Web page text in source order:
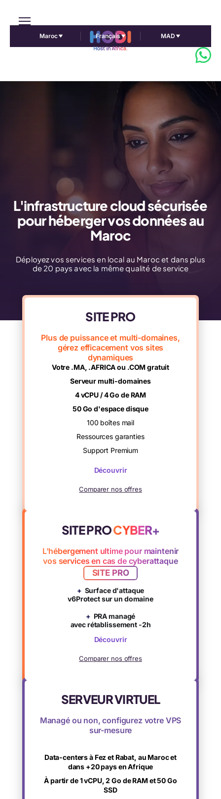
Maroc Français MAD
L'infrastructure cloud sécurisée
pour héberger vos données au
Maroc
Déployez vos services en local au Maroc et dans plus
de 20 pays avec la même qualité de service
SITE PRO
Plus de puissance et multi-domaines,
gérez efficacement vos sites
dynamiques
Votre .MA, .AFRICA ou .COM gratuit
Serveur multi-domaines
4 vCPU / 4 Go de RAM
50 Go d'espace disque
100 boîtes mail
Ressources garanties
Support Premium
Découvrir
Comparer nos offres
SITE PROCYBER+
L'hébergement ultime pour maintenir
vos services en cas de cyberattaque
SITE PRO
+ Surface d'attaque
v6Protect sur un domaine
+ PRA managé
avec rétablissement -2h
Découvrir
Comparer nos offres
SERVEUR VIRTUEL
Managé ou non, configurez votre VPS
sur-mesure
Data-centers à Fez et Rabat, au Maroc et
dans +20 pays en Afrique
À partir de 1 vCPU, 2 Go de RAM et 50 Go
SSD